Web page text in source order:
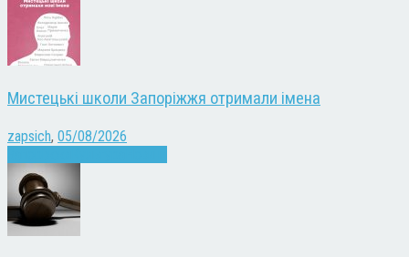
Мистецькі школи Запоріжжя отримали імена
zapsich, 05/08/2026